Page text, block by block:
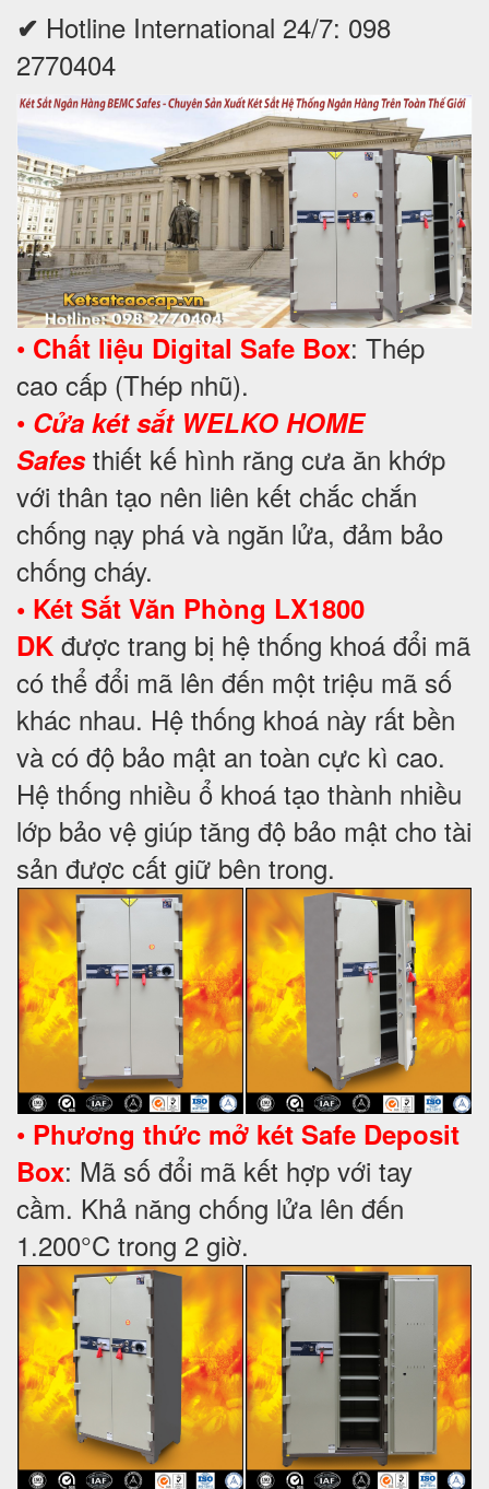
✔ Hotline International 24/7: 098
2770404
• Chất liệu Digital Safe Box: Thép
cao cấp (Thép nhũ).
• Cửa két sắt WELKO HOME
Safesthiết kế hình răng cưa ăn khớp
với thân tạo nên liên kết chắc chắn
chống nạy phá và ngăn lửa, đảm bảo
chống cháy.
• Két Sắt Văn Phòng LX1800
DK được trang bị hệ thống khoá đổi mã
có thể đổi mã lên đến một triệu mã số
khác nhau. Hệ thống khoá này rất bền
và có độ bảo mật an toàn cực kì cao.
Hệ thống nhiều ổ khoá tạo thành nhiều
lớp bảo vệ giúp tăng độ bảo mật cho tài
sản được cất giữ bên trong.
• Phương thức mở két Safe Deposit
Box: Mã số đổi mã kết hợp với tay
cầm. Khả năng chống lửa lên đến
1.200°C trong 2 giờ.